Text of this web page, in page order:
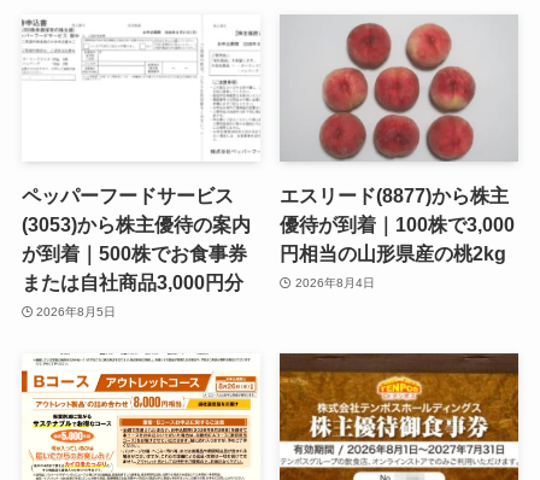
ペッパーフードサービス
(3053)から株主優待の案内
が到着｜500株でお食事券
または自社商品3,000円分
2026年8月5日
エスリード(8877)から株主
優待が到着｜100株で3,000
円相当の山形県産の桃2kg
2026年8月4日